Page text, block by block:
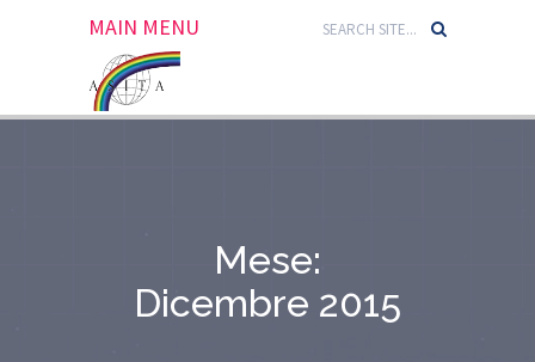
MAIN MENU
Mese:
Dicembre 2015